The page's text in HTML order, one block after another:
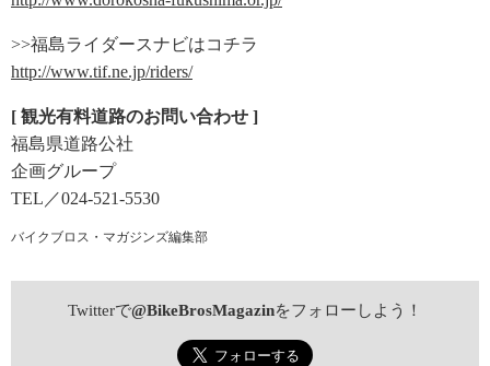
>>福島ライダースナビはコチラ
http://www.tif.ne.jp/riders/
[ 観光有料道路のお問い合わせ ]
福島県道路公社
企画グループ
TEL／024-521-5530
バイクブロス・マガジンズ編集部
Twitterで@BikeBrosMagazinをフォローしよう！